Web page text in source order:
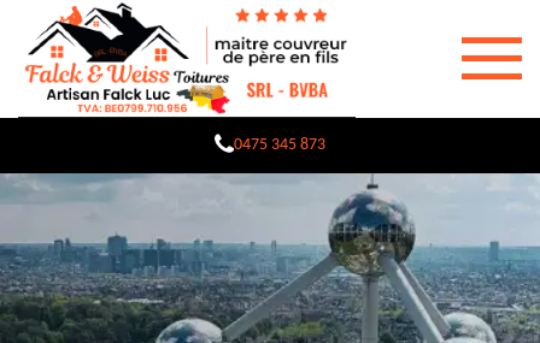
0475 345 873